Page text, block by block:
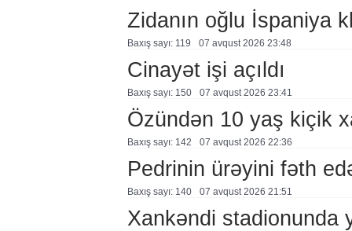
Zidanın oğlu İspaniya
Baxış sayı: 119 07 avqust 2026 23:48
Cinayət işi açıldı
Baxış sayı: 150 07 avqust 2026 23:41
Özündən 10 yaş kiçik
Baxış sayı: 142 07 avqust 2026 22:36
Pedrinin ürəyini fəth
Baxış sayı: 140 07 avqust 2026 21:51
Xankəndi stadionunda